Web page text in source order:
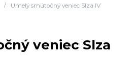
Umelý smútočný veniec Slza IV
veniec Slza